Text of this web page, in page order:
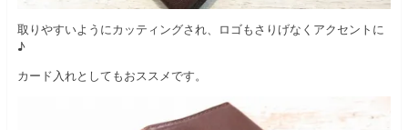
取りやすいようにカッティングされ、ロゴもさりげなくアクセントに
♪
カード入れとしてもおススメです。